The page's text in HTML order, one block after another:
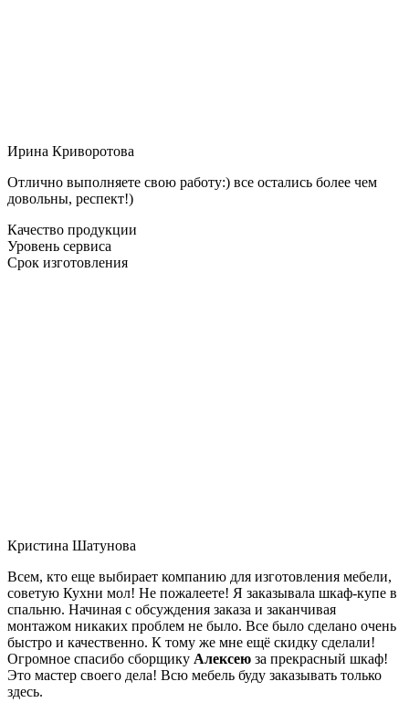
Ирина Криворотова
Отлично выполняете свою работу:) все остались более чем
довольны, респект!)
Качество продукции
Уровень сервиса
Срок изготовления
Кристина Шатунова
Всем, кто еще выбирает компанию для изготовления мебели,
советую Кухни мол! Не пожалеете! Я заказывала шкаф-купе в
спальню. Начиная с обсуждения заказа и заканчивая
монтажом никаких проблем не было. Все было сделано очень
быстро и качественно. К тому же мне ещё скидку сделали!
Огромное спасибо сборщику Алексею за прекрасный шкаф!
Это мастер своего дела! Всю мебель буду заказывать только
здесь.